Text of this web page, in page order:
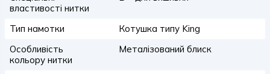
властивості нитки
Тип намотки
Котушка типу King
Особливість
кольору нитки
Металізований блиск